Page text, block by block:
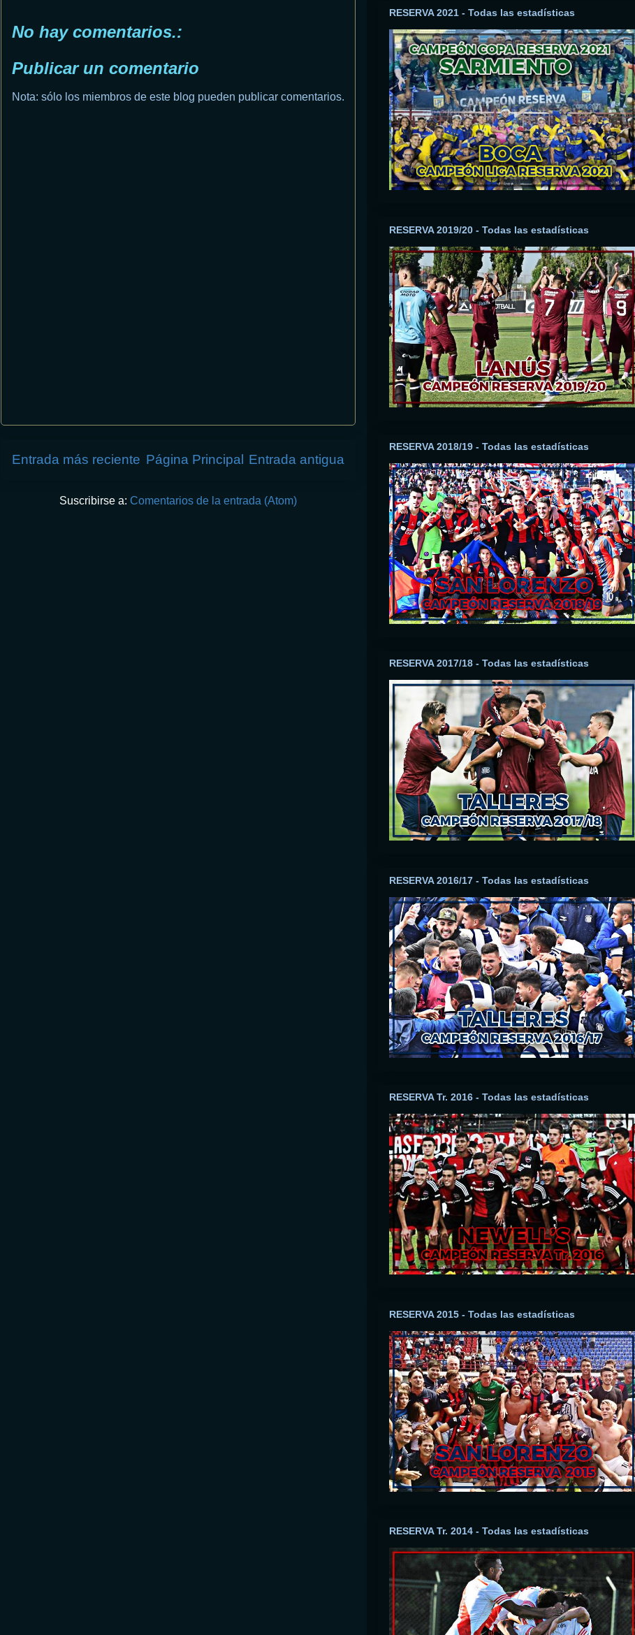
No hay comentarios.:
Publicar un comentario
Nota: sólo los miembros de este blog pueden publicar comentarios.
Entrada más reciente Entrada antigua
Página Principal
Suscribirse a: Comentarios de la entrada (Atom)
RESERVA 2021 - Todas las estadísticas
RESERVA 2019/20 - Todas las estadísticas
RESERVA 2018/19 - Todas las estadísticas
RESERVA 2017/18 - Todas las estadísticas
RESERVA 2016/17 - Todas las estadísticas
RESERVA Tr. 2016 - Todas las estadísticas
RESERVA 2015 - Todas las estadísticas
RESERVA Tr. 2014 - Todas las estadísticas